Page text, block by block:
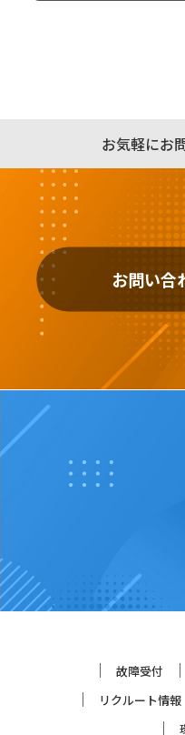
お気軽にお
お問い合
故障受付
リクルート情報